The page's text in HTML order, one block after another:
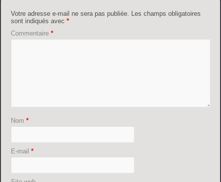
Votre adresse e-mail ne sera pas publiée.
Les champs obligatoires
sont indiqués avec*
Commentaire*
Nom*
E-mail*